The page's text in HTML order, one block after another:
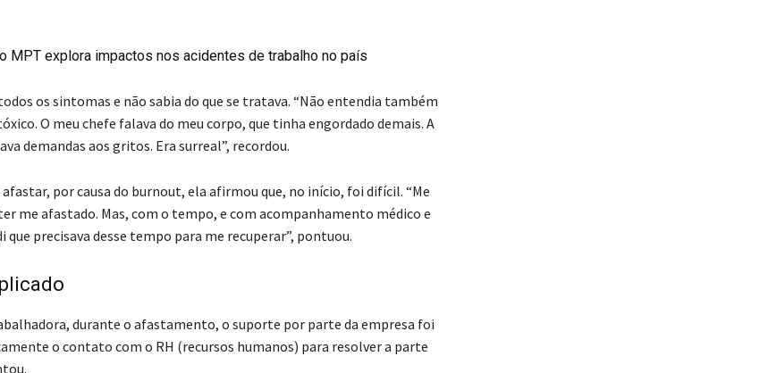
MPT explora impactos nos acidentes de trabalho no país
os sintomas e não sabia do que se tratava. “Não entendia também
O meu chefe falava do meu corpo, que tinha engordado demais. A
demandas aos gritos. Era surreal”, recordou.
afastar, por causa do burnout, ela afirmou que, no início, foi difícil. “Me
me afastado. Mas, com o tempo, e com acompanhamento médico e
precisava desse tempo para me recuperar”, pontuou.
durante o afastamento, o suporte por parte da empresa foi
o contato com o RH (recursos humanos) para resolver a parte